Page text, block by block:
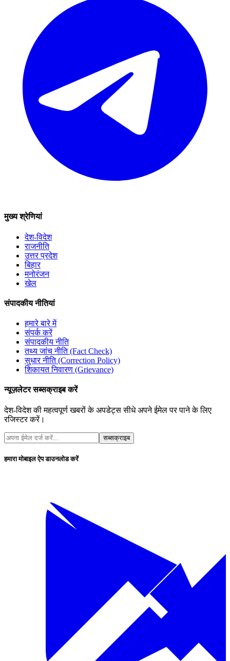
मुख्य श्रेणियां
देश-विदेश
राजनीति
उत्तर प्रदेश
बिहार
मनोरंजन
खेल
संपादकीय नीतियां
हमारे बारे में
संपर्क करें
संपादकीय नीति
तथ्य जांच नीति (Fact Check)
सुधार नीति (Correction Policy)
शिकायत निवारण (Grievance)
न्यूज़लेटर सब्सक्राइब करें
देश-विदेश की महत्वपूर्ण खबरों के अपडेट्स सीधे अपने ईमेल पर पाने के लिए
रजिस्टर करें।
सब्सक्राइब
हमारा मोबाइल ऐप डाउनलोड करें